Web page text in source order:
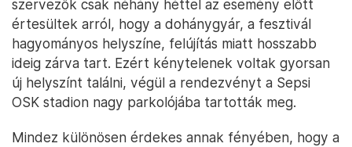
szervezők csak néhány héttel az esemény előtt
értesültek arról, hogy a dohánygyár, a fesztivál
hagyományos helyszíne, felújítás miatt hosszabb
ideig zárva tart. Ezért kénytelenek voltak gyorsan
új helyszínt találni, végül a rendezvényt a Sepsi
OSK stadion nagy parkolójába tartották meg.
Mindez különösen érdekes annak fényében, hogy a